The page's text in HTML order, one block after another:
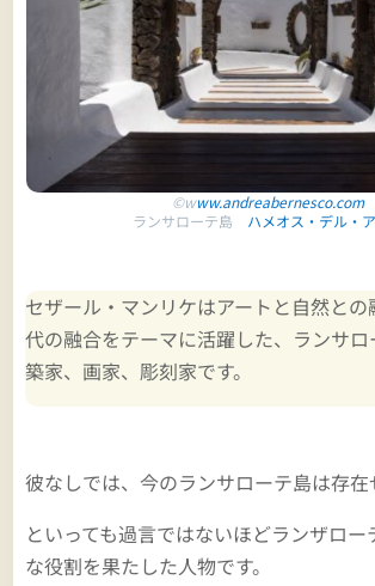
©www.andreabernesco.com
ランサローテ島 ハメオス・デル・
セザール・マンリケはアートと自然と
代の融合をテーマに活躍した、ランサ
築家、画家、彫刻家です。
彼なしでは、今のランサローテ島は存在
といっても過言ではないほどランザロー
な役割を果たした人物です。